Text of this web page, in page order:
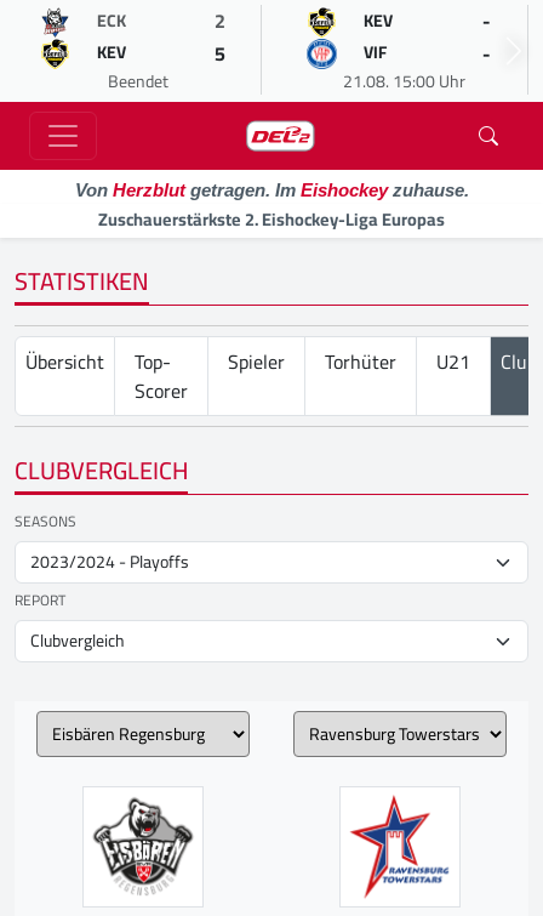
ECK 2
KEV 5
Beendet
KEV -
VIF -
21.08. 15:00 Uhr
Von Herzblutgetragen. Im Eishockeyzuhause.
Zuschauerstärkste 2. Eishockey-Liga Europas
STATISTIKEN
Übersicht
Top-
Scorer
Spieler Torhüter U21
CLUBVERGLEICH
SEASONS
REPORT